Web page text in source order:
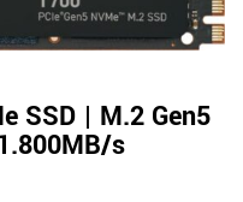
SSD | M.2 Gen5
s